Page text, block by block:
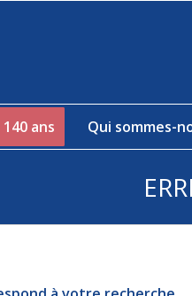
140 ans Qui sommes-